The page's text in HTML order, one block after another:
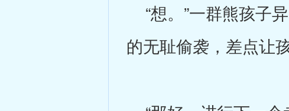
“想。”一群熊孩子
的无耻偷袭，差点让